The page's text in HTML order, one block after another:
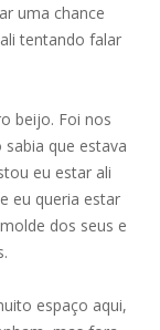
uma chance
tentando falar
beijo. Foi nos
que estava
eu estar ali
eu queria estar
dos seus e
espaço aqui,